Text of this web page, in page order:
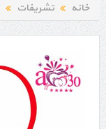
خانه تشریفات